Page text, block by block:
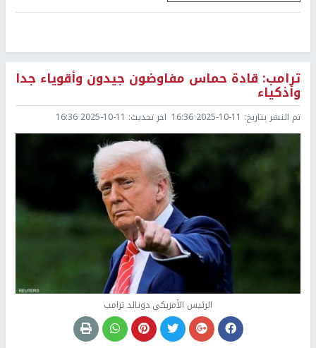
ترامب: قادة حماس مفاوضون جيدون وأقوياء جدا
وأذكياء
تم النشر بتاريخ: 2025-10-11 16:36 اخر تحديث: 2025-10-11 16:36
الرئيس الأمريكي دونالد ترامب